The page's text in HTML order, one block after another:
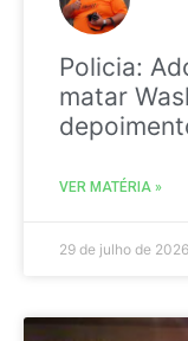
Policia:
matar
VER MATÉRIA »
29 de julho de 2026